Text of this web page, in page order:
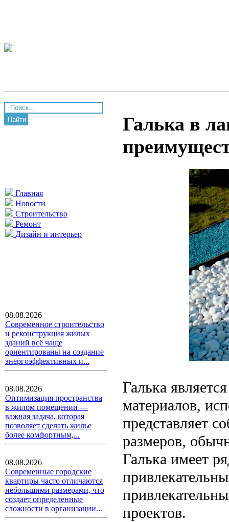
Найти
Главная
Новости
Строительство
Ремонт
Дизайн и интерьер
08.08.2026
Современное строительство
и реконструкция жилых
зданий всё чаще
ориентированы на создание
энергоэффективных и...
08.08.2026
Оптимизация пространства
в жилом помещении —
важная задача, которая
позволяет сделать жилье
более комфортным,...
08.08.2026
Современные городские
квартиры часто отличаются
небольшими размерами, что
создает определенные
сложности в организации...
Галька в
Галька
материалов,
представляет
размеров,
Галька имеет
проектов.